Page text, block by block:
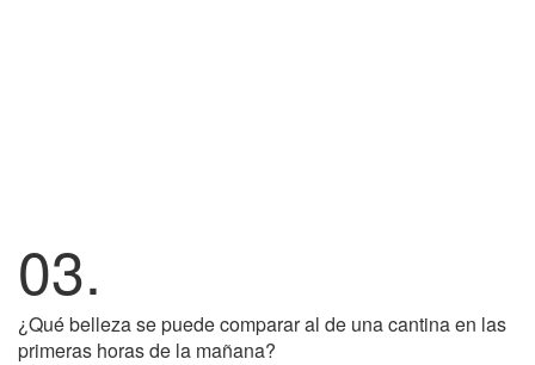
03.
¿Qué belleza se puede comparar al de una cantina en las
primeras horas de la mañana?